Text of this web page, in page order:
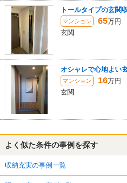
トールタイプの玄関
マンション 65万円
玄関
オシャレで心地よい
マンション 16万円
玄関
よく似た条件の事例を探す
収納充実の事例一覧